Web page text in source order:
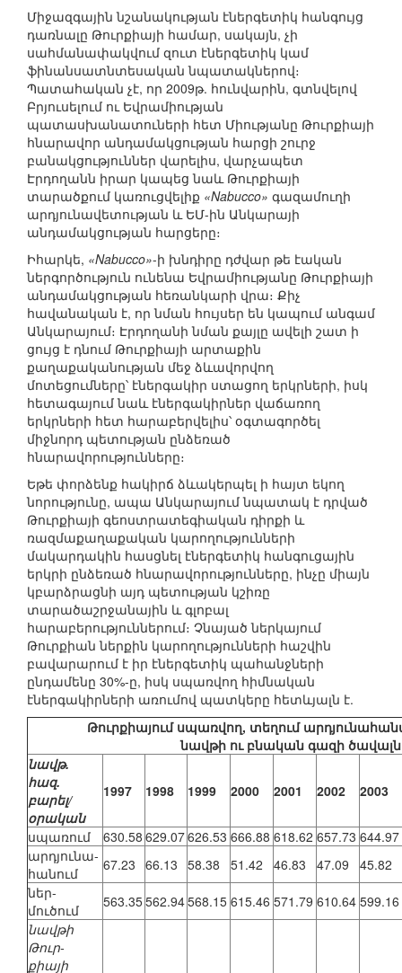
Միջազգային նշանակության էներգետիկ հանգույց
դառնալը Թուրքիայի համար, սակայն, չի
սահմանափակվում զուտ էներգետիկ կամ
ֆինանսատնտեսական նպատակներով։
Պատահական չէ, որ 2009թ. հունվարին, գտնվելով
Բրյուսելում ու Եվրամիության
պատասխանատուների հետ Միությանը Թուրքիայի
հնարավոր անդամակցության հարցի շուրջ
բանակցություններ վարելիս, վարչապետ
Էրդողանն իրար կապեց նաև Թուրքիայի
տարածքում կառուցվելիք «Nabucco» գազամուղի
արդյունավետության և ԵՄ-ին Անկարայի
անդամակցության հարցերը։
Իհարկե, «Nabucco»-ի խնդիրը դժվար թե էական
ներգործություն ունենա Եվրամիությանը Թուրքիայի
անդամակցության հեռանկարի վրա։ Քիչ
հավանական է, որ նման հույսեր են կապում անգամ
Անկարայում։ Էրդողանի նման քայլը ավելի շատ ի
ցույց է դնում Թուրքիայի արտաքին
քաղաքականության մեջ ձևավորվող
մոտեցումները՝ էներգակիր ստացող երկրների, իսկ
հետագայում նաև էներգակիրներ վաճառող
երկրների հետ հարաբերվելիս՝ օգտագործել
միջնորդ պետության ընձեռած
հնարավորությունները։
Եթե փորձենք հակիրճ ձևակերպել ի հայտ եկող
նորությունը, ապա Անկարայում նպատակ է դրված
Թուրքիայի գեոստրատեգիական դիրքի և
ռազմաքաղաքական կարողությունների
մակարդակին հասցնել էներգետիկ հանգուցային
երկրի ընձեռած հնարավորությունները, ինչը միայն
կբարձրացնի այդ պետության կշիռը
տարածաշրջանային և գլոբալ
հարաբերություններում։ Չնայած ներկայում
Թուրքիան ներքին կարողությունների հաշվին
բավարարում է իր էներգետիկ պահանջների
ընդամենը 30%-ը, իսկ սպառվող հիմնական
էներգակիրների առումով պատկերը հետևյալն է.
Թուրքիայում սպառվող, տեղում
նավթի ու բնական գազի
նավթ.
հազ.
բարել/
օրական
1997 1998 1999 2000 2001 2002 2003
սպառում 630.58 629.07626.53 666.88 618.62 657.73 644.97
արդյունա-
հանում
67.23 66.13 58.38 51.42 46.83 47.09
45.82
ներ-
մուծում
563.35562.94568.15 615.46 571.79 610.64 599.16
նավթի
Թուր-
քիայի